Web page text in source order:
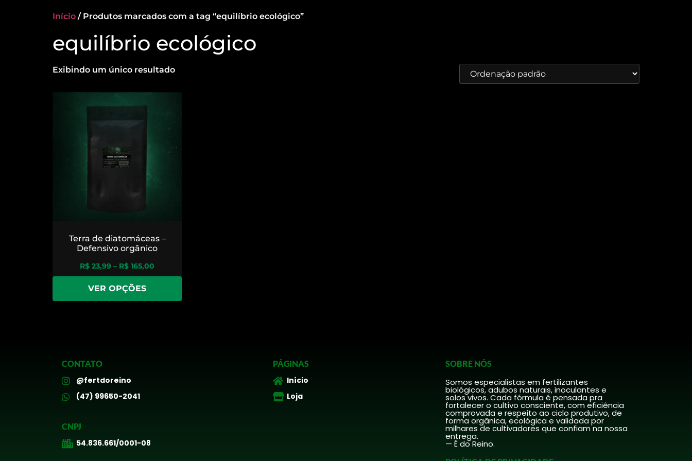
Início / Produtos marcados com a tag “equilíbrio ecológico”
equilíbrio ecológico
Exibindo um único resultado
Terra de diatomáceas –
Defensivo orgânico
R$ 23,99 – R$ 165,00
VER OPÇÕES
CONTATO
@fertdoreino
(47) 99650-2041
CNPJ
54.836.661/0001-08
PÁGINAS
Início
Loja
SOBRE NÓS
Somos especialistas em fertilizantes
biológicos, adubos naturais, inoculantes e
solos vivos. Cada fórmula é pensada pra
fortalecer o cultivo consciente, com eficiência
comprovada e respeito ao ciclo produtivo, de
forma orgânica, ecológica e validada por
milhares de cultivadores que confiam na nossa
entrega.
— É do Reino.